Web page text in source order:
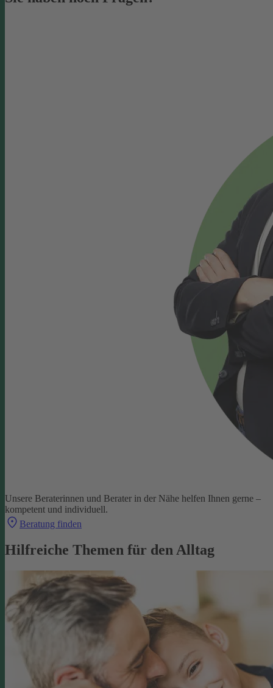
Unsere Beraterinnen und Berater in der Nähe helfen Ihnen gerne –
kompetent und individuell.
Beratung finden
Hilfreiche Themen für den Alltag